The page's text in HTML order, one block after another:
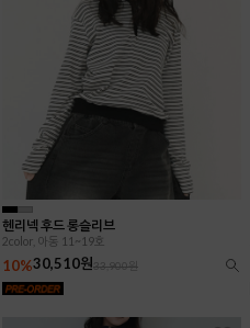
헨리넥 후드 롱슬리브
2color, 아동 11~19호
10%30,510원33,900원